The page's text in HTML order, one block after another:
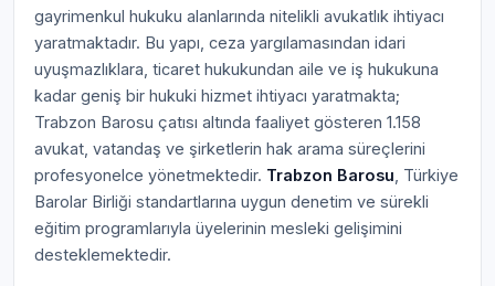
gayrimenkul hukuku alanlarında nitelikli avukatlık ihtiyacı
yaratmaktadır. Bu yapı, ceza yargılamasından idari
uyuşmazlıklara, ticaret hukukundan aile ve iş hukukuna
kadar geniş bir hukuki hizmet ihtiyacı yaratmakta;
Trabzon Barosu çatısı altında faaliyet gösteren 1.158
avukat, vatandaş ve şirketlerin hak arama süreçlerini
profesyonelce yönetmektedir. Trabzon Barosu , Türkiye
Barolar Birliği standartlarına uygun denetim ve sürekli
eğitim programlarıyla üyelerinin mesleki gelişimini
desteklemektedir.